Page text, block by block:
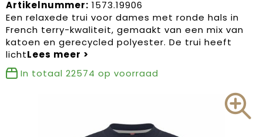
Kleding en textiel
Tassen
Dag van de Zorg
Kerstartikelen
Kerstpakketten
Artikelnummer: 1573.19906
Een relaxede trui voor dames met ronde hals in
French terry-kwaliteit, gemaakt van een mix van
katoen en gerecycled polyester. De trui heeft
licht
In totaal 22574 op voorraad